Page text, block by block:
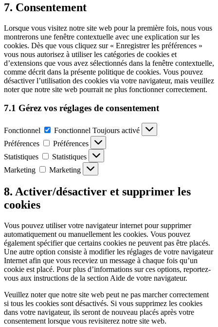
7. Consentement
Lorsque vous visitez notre site web pour la première fois, nous vous
montrerons une fenêtre contextuelle avec une explication sur les
cookies. Dès que vous cliquez sur « Enregistrer les préférences »
vous nous autorisez à utiliser les catégories de cookies et
d’extensions que vous avez sélectionnés dans la fenêtre contextuelle,
comme décrit dans la présente politique de cookies. Vous pouvez
désactiver l’utilisation des cookies via votre navigateur, mais veuillez
noter que notre site web pourrait ne plus fonctionner correctement.
7.1 Gérez vos réglages de consentement
Fonctionnel Fonctionnel Toujours activé
Préférences
Préférences
Statistiques
Statistiques
Marketing
Marketing
8. Activer/désactiver et supprimer les
cookies
Vous pouvez utiliser votre navigateur internet pour supprimer
automatiquement ou manuellement les cookies. Vous pouvez
également spécifier que certains cookies ne peuvent pas être placés.
Une autre option consiste à modifier les réglages de votre navigateur
Internet afin que vous receviez un message à chaque fois qu’un
cookie est placé. Pour plus d’informations sur ces options, reportez-
vous aux instructions de la section Aide de votre navigateur.
Veuillez noter que notre site web peut ne pas marcher correctement
si tous les cookies sont désactivés. Si vous supprimez les cookies
dans votre navigateur, ils seront de nouveau placés après votre
consentement lorsque vous revisiterez notre site web.